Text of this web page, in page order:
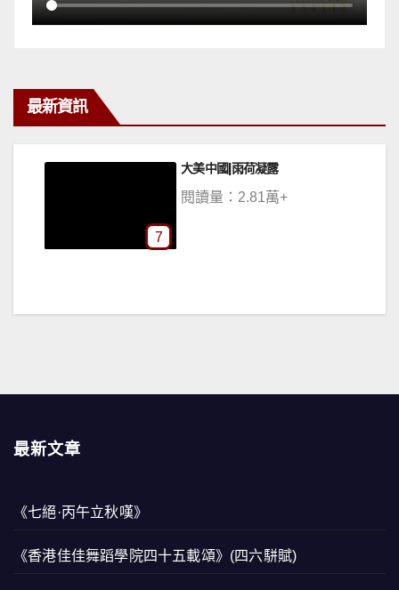
最新資訊
7
大美中國|雨荷凝露
閱讀量：2.81萬+
最新文章
《七絕·丙午立秋嘆》
《香港佳佳舞蹈學院四十五載頌》(四六駢賦)